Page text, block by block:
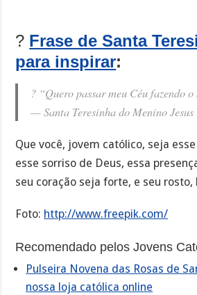
? Frase de Santa
para inspirar:
? “Quero passar meu Céu fazendo
—Santa Teresinha do Menino Jesus
Que você, jovem católico, seja
esse sorriso de Deus, essa
seu coração seja forte, e seu rosto,
Foto: http://www.freepik.com/
Recomendado pelos Jovens
Pulseira Novena das Rosas de
nossa loja católica online